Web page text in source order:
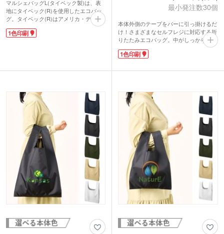
マルシェバッグL(タイベック製)は、表
地にタイベック(R)を使用したエコバッ
グ。タイベック(R)はアメリカ・デュポ
ン社が開発した高密度ポリエチレン製の
不織布です。紙のように軽く、水に強
か?マルシェバッグL(タイベック製)はわ
ずか約27g。小ぶりのピーマン1個とほ
ぼ同じ重さです!折りたためば小さなポ
ーチ状になるので、毎日のお買い物のエ
コバッグとしてバッグに携帯するのがオ
ススメです。使い込むほどにシワが増
え、愛着がわきますよ。
1色印刷ができるので、ショップ名やロ
ゴを入れてお店のオリジナルエコバッグ
を作りませんか?
1色印刷
最小発注数30個
本体外側のテープをバーに引っ掛けるだ
け！さまざまなセルフレジに対応する折
りたたみエコバッグ。中がしっかりと広
がって食品をいれやすく底マチ部分には
芯材入りです。肩掛けできて内側には保
ットボトルが6本入る大容量でも畳めて
1色ロゴ印刷ができるので販促効果は抜
群です！ショップオープンのノベルティ
や記念品におススメです。
1色印刷